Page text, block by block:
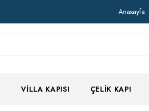
Anasayfa
VILLA KAPISI ÇELIK KAPI